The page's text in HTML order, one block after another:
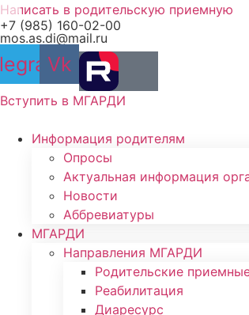
Перейти
к
содержимому
Написать в родительскую приемную
+7 (985) 160-02-00
mos.as.di@mail.ru
Vk
Вступить в МГАРДИ
Информация родителям
Опросы
Актуальная информация
Новости
Аббревиатуры
МГАРДИ
Направления МГАРДИ
Родительские
Реабилитация
Диаресурс